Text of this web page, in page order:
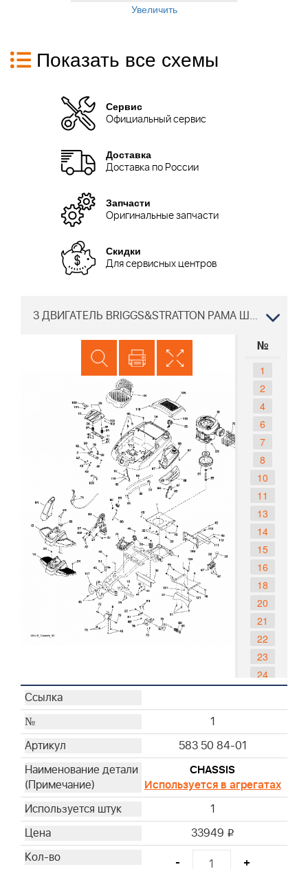
Увеличить
Показать все схемы
Сервис
Официальный сервис
Доставка
Доставка по России
Запчасти
Оригинальные запчасти
Скидки
Для сервисных центров
3 ДВИГАТЕЛЬ BRIGGS&STRATTON РАМА ШКИВ Трактор McCULLOCH M105-77XC 96021002701 2014-06
№
1
2
4
6
7
8
10
11
13
14
15
16
18
20
21
22
23
24
26
31
32
1
583 50 84-01
CHASSIS
Используется в агрегатах
1
33949 i
- +